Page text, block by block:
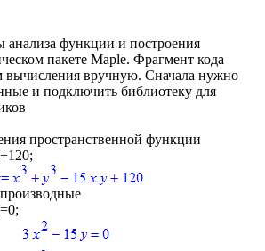
анализа функции и построения
пакете Maple. Фрагмент кода
вычисления вручную. Сначала нужно
и подключить библиотеку для
пространственной функции